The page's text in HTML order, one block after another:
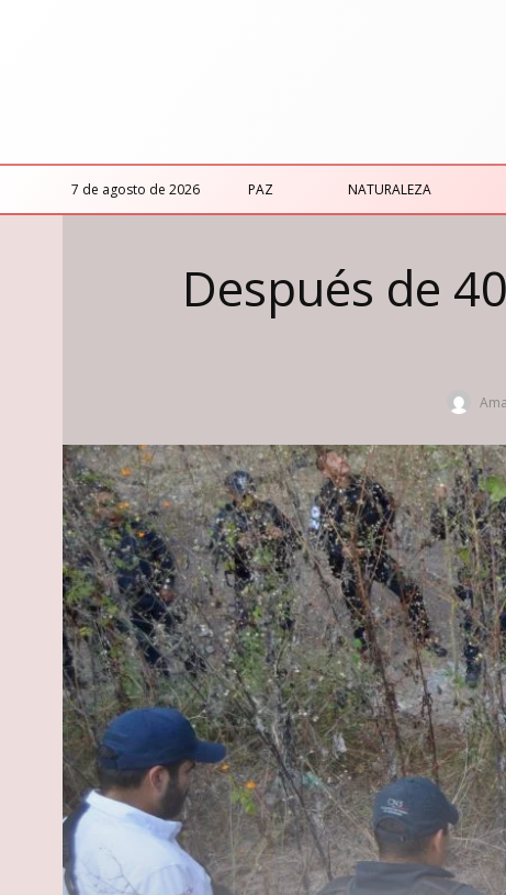
7 de agosto de 2026 PAZ NATURALEZA
Después de